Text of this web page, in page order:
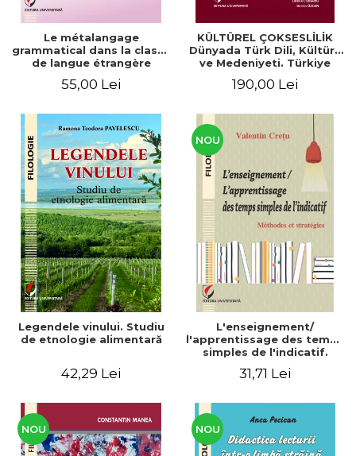
Le métalangage
grammatical dans la classe
de langue étrangère
55,00 Lei
KÜLTÜREL ÇOKSESLİLİK
Dünyada Türk Dili, Kültürü
ve Medeniyeti. Türkiye
Armağan/ POLIFONII
și civilizația turcă în lume.
Centenarului
190,00 Lei
Legendele vinului. Studiu
de etnologie alimentară
42,29 Lei
NOU
L'enseignement/
l'apprentissage des temps
simples de l'indicatif.
31,71 Lei
NOU NOU